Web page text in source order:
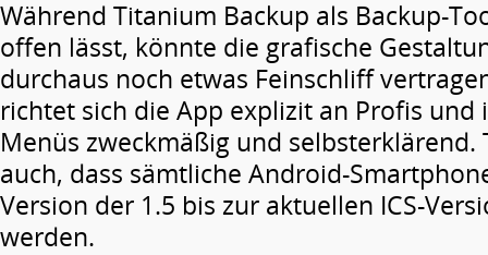
Während Titanium Backup als Backup-
offen lässt, könnte die grafische
durchaus noch etwas Feinschliff
richtet sich die App explizit an Profis
Menüs zweckmäßig und selbsterklärend.
auch, dass sämtliche Android-
Version der 1.5 bis zur aktuellen ICS-
werden.